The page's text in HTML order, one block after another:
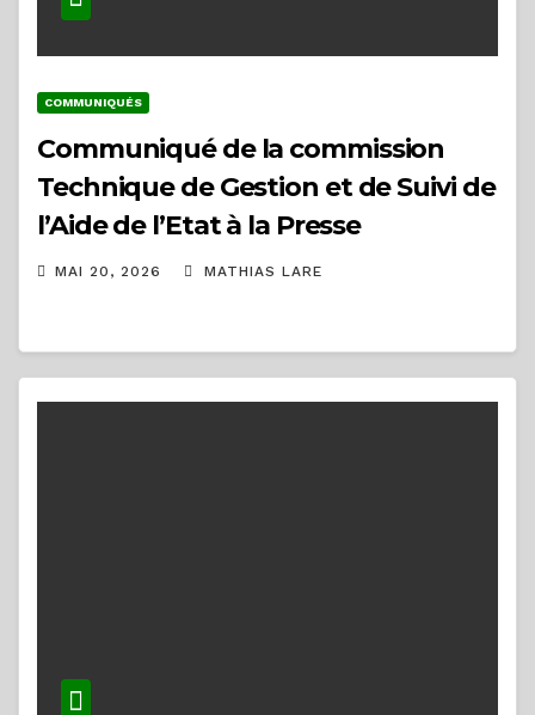
COMMUNIQUÉS
Communiqué de la commission
Technique de Gestion et de Suivi de
l’Aide de l’Etat à la Presse
MAI 20, 2026 MATHIAS LARE